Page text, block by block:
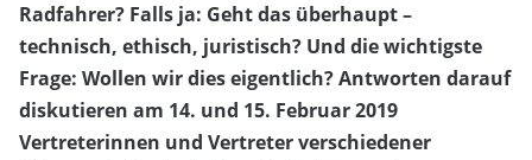
Radfahrer? Falls ja: Geht das überhaupt –
technisch, ethisch, juristisch? Und die wichtigste
Frage: Wollen wir dies eigentlich? Antworten darauf
diskutieren am 14. und 15. Februar 2019
Vertreterinnen und Vertreter verschiedener